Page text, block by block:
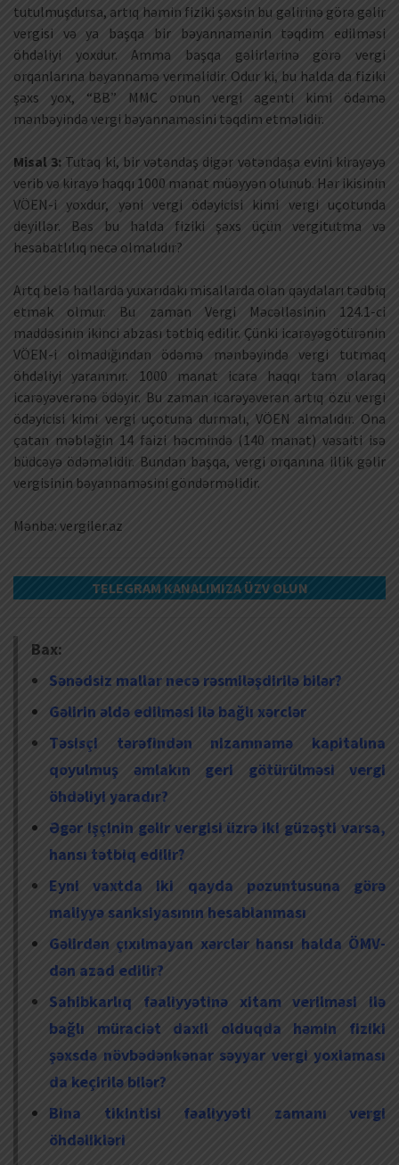
tutulmuşdursa, artıq həmin fiziki şəxsin bu gəlirinə görə gəlir
vergisi və ya başqa bir bəyannamənin təqdim edilməsi
öhdəliyi yoxdur. Amma başqa gəlirlərinə görə vergi
orqanlarına bəyannamə verməlidir. Odur ki, bu halda da fiziki
şəxs yox, “BB” MMC onun vergi agenti kimi ödəmə
mənbəyində vergi bəyannaməsini təqdim etməlidir.
Misal 3: Tutaq ki, bir vətəndaş digər vətəndaşa evini kirayəyə
verib və kirayə haqqı 1000 manat müəyyən olunub. Hər ikisinin
VÖEN-i yoxdur, yəni vergi ödəyicisi kimi vergi uçotunda
deyillər. Bəs bu halda fiziki şəxs üçün vergitutma və
hesabatlılıq necə olmalıdır?
Artq belə hallarda yuxarıdakı misallarda olan qaydaları tədbiq
etmək olmur. Bu zaman Vergi Məcəlləsinin 124.1-ci
maddəsinin ikinci abzası tətbiq edilir. Çünki icarəyəgötürənin
VÖEN-i olmadığından ödəmə mənbəyində vergi tutmaq
öhdəliyi yaranmır. 1000 manat icarə haqqı tam olaraq
icarəyəverənə ödəyir. Bu zaman icarəyəverən artıq özü vergi
ödəyicisi kimi vergi uçotuna durmalı, VÖEN almalıdır. Ona
çatan məbləğin 14 faizi həcmində (140 manat) vəsaiti isə
büdcəyə ödəməlidir. Bundan başqa, vergi orqanına illik gəlir
vergisinin bəyannaməsini göndərməlidir.
Mənbə: vergiler.az
TELEGRAM KANALIMIZA ÜZV OLUN
Bax:
Sənədsiz mallar necə rəsmiləşdirilə bilər?
Gəlirin əldə edilməsi ilə bağlı xərclər
Təsisçi tərəfindən nizamnamə kapitalına
qoyulmuş əmlakın geri götürülməsi vergi
öhdəliyi yaradır?
Əgər işçinin gəlir vergisi üzrə iki güzəşti varsa,
hansı tətbiq edilir?
Eyni vaxtda iki qayda pozuntusuna görə
maliyyə sanksiyasının hesablanması
Gəlirdən çıxılmayan xərclər hansı halda ÖMV-
dən azad edilir?
Sahibkarlıq fəaliyyətinə xitam verilməsi ilə
bağlı müraciət daxil olduqda həmin fiziki
şəxsdə növbədənkənar səyyar vergi yoxlaması
da keçirilə bilər?
Bina tikintisi fəaliyyəti zamanı vergi
öhdəlikləri